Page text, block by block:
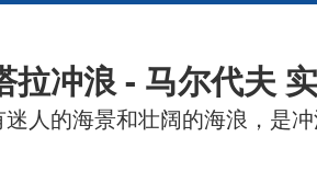
拉冲浪 - 马尔代夫
人的海景和壮阔的海浪，是冲